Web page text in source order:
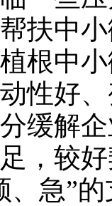
扶中
根中
性好
缓解
，较
、急”